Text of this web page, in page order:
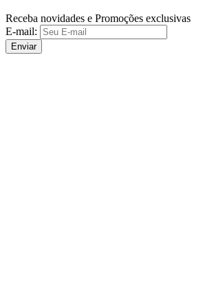
Receba novidades e Promoções exclusivas
E-mail:
Enviar